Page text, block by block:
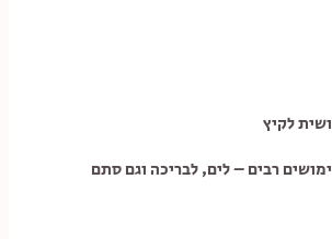
לקיץ
רבים – לים, לבריכה וגם סתם